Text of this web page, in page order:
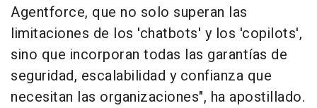
Agentforce, que no solo superan las
limitaciones de los 'chatbots' y los 'copilots',
sino que incorporan todas las garantías de
seguridad, escalabilidad y confianza que
necesitan las organizaciones", ha apostillado.